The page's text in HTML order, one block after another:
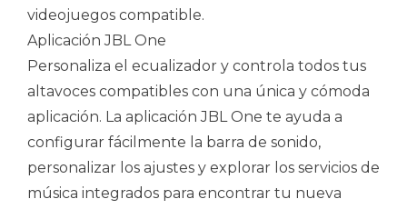
videojuegos compatible.
Aplicación JBL One
Personaliza el ecualizador y controla todos tus
altavoces compatibles con una única y cómoda
aplicación. La aplicación JBL One te ayuda a
configurar fácilmente la barra de sonido,
personalizar los ajustes y explorar los servicios de
música integrados para encontrar tu nueva